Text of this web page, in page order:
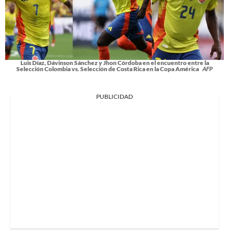
Luis Díaz, Dávinson Sánchez y Jhon Córdoba en el encuentro entre la
Selección Colombia vs. Selección de Costa Rica en la Copa América AFP
PUBLICIDAD